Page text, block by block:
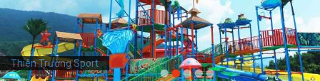
Thiên Trường Sport